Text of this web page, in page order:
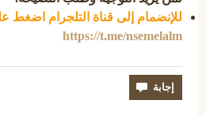
للإنضمام إلى قناة التلجرام اضغط
https://t.me/nsemelalm